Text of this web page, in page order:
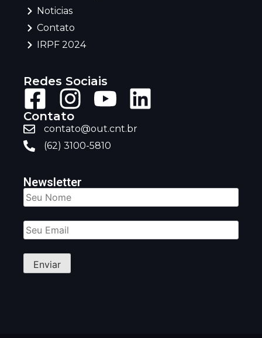
Noticias
Contato
IRPF 2024
Redes Sociais
Contato
contato@out.cnt.br
(62) 3100-5810
Newsletter